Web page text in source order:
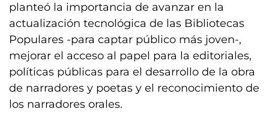
planteó la importancia de avanzar en la
actualización tecnológica de las Bibliotecas
Populares -para captar público más joven-,
mejorar el acceso al papel para la editoriales,
políticas públicas para el desarrollo de la obra
de narradores y poetas y el reconocimiento de
los narradores orales.